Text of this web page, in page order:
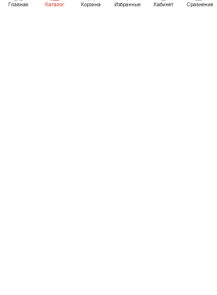
Главная Каталог Корзина Избранные Кабинет Сравнение